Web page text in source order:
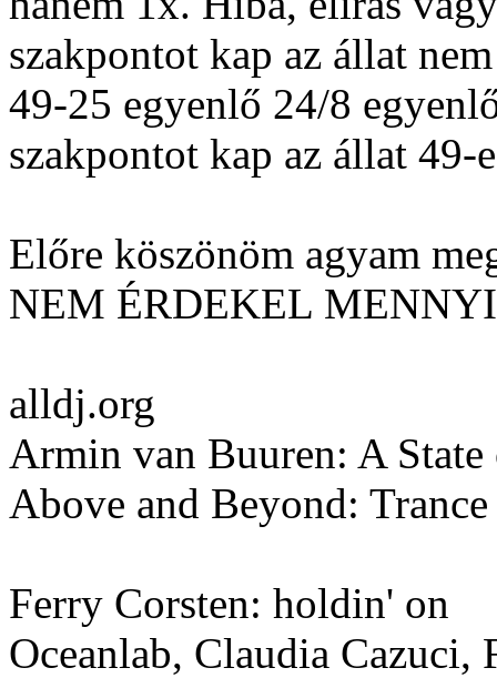
szakpontot kap az állat
49-25 egyenlő 24/8
szakpontot kap az állat 49-
Előre köszönöm agyam
NEM ÉRDEKEL
alldj.org
Armin van Buuren: A State
Above and Beyond:
Ferry Corsten: holdin' on
Oceanlab, Claudia Cazuci,